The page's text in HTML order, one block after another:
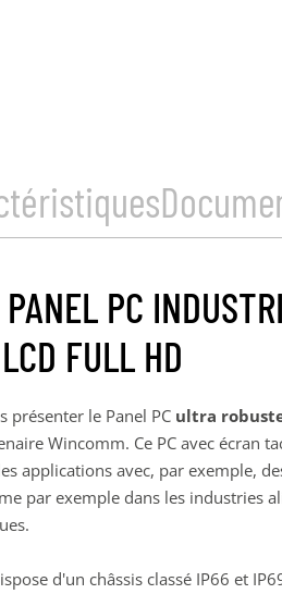
PANEL PC
FULL HD
présenter le Panel PC ultra
Wincomm. Ce PC avec écran
applications avec, par exemple,
par exemple dans les industries
d'un châssis classé IP66 et